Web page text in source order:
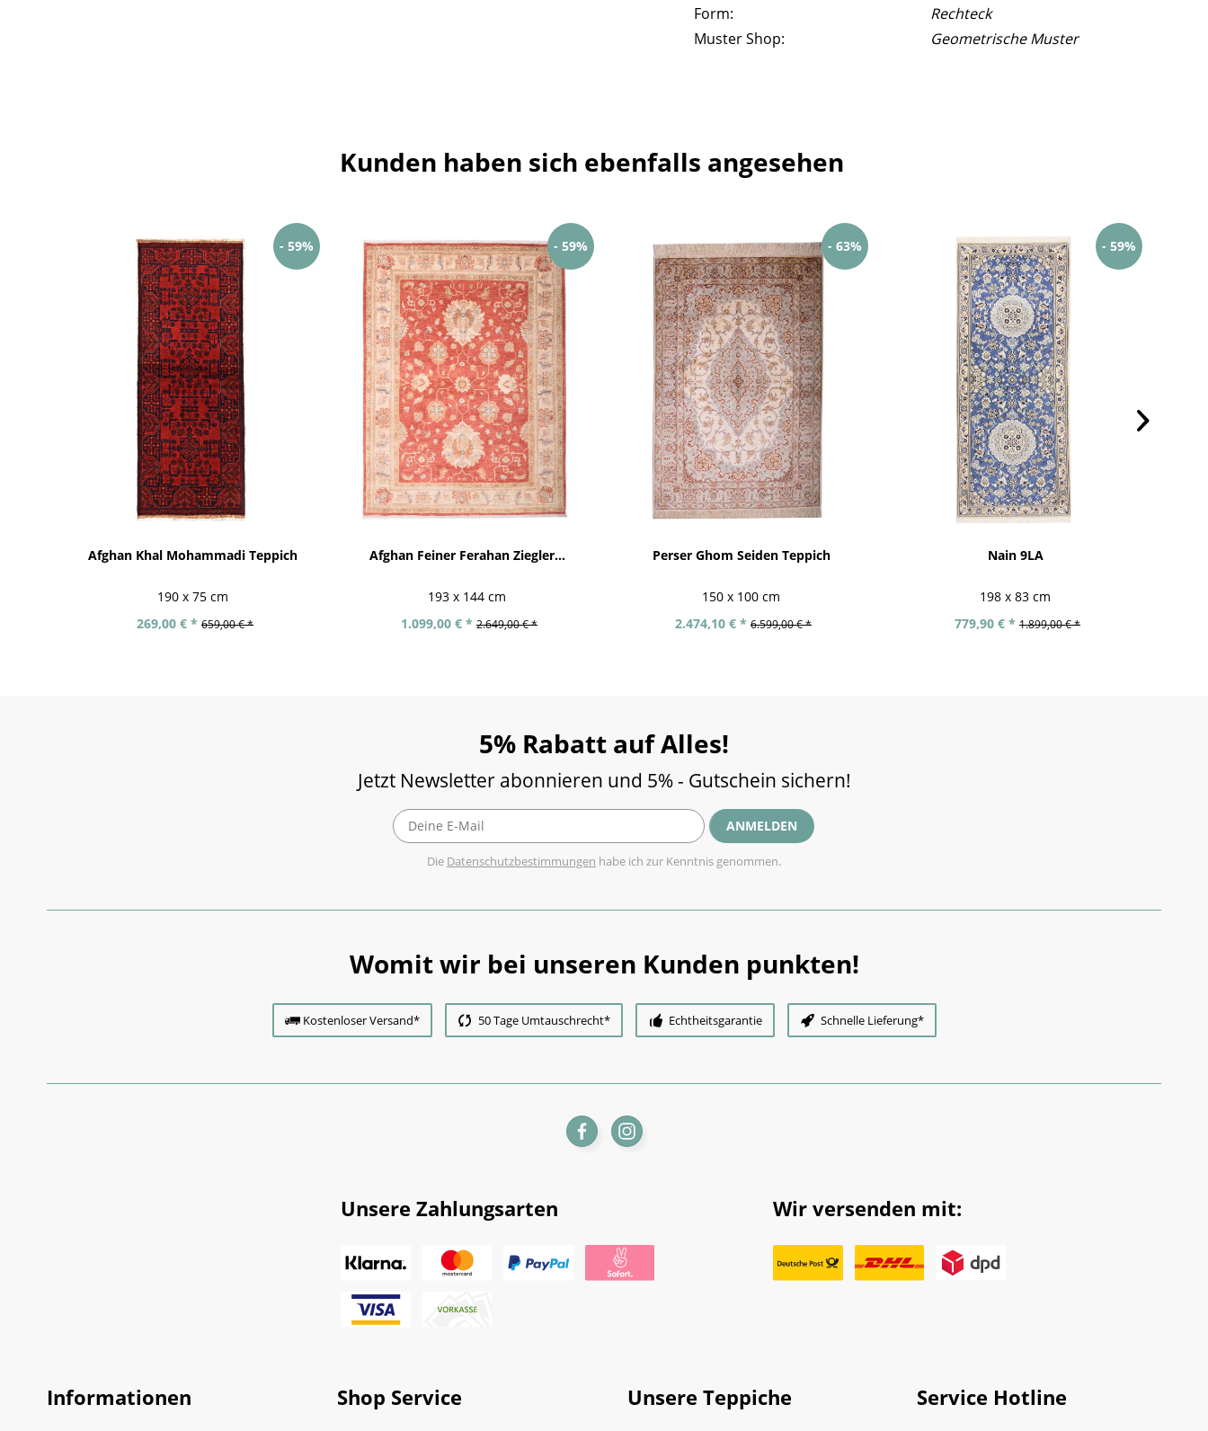
Form:
Rechteck
Muster Shop:
Geometrische Muster
Kunden haben sich ebenfalls angesehen
- 59%
Afghan Khal Mohammadi Teppich
190 x 75 cm
269,00 € * 659,00 € *
- 59%
Afghan Feiner Ferahan Ziegler...
193 x 144 cm
1.099,00 € * 2.649,00 € *
- 63%
Perser Ghom Seiden Teppich
150 x 100 cm
2.474,10 € * 6.599,00 € *
- 59%
Nain 9LA
198 x 83 cm
779,90 € * 1.899,00 € *
5% Rabatt auf Alles!
Jetzt Newsletter abonnieren und 5% - Gutschein sichern!
ANMELDEN
Die Datenschutzbestimmungen habe ich zur Kenntnis genommen.
Womit wir bei unseren Kunden punkten!
Kostenloser Versand* 50 Tage Umtauschrecht* Echtheitsgarantie Schnelle Lieferung*
Unsere Zahlungsarten Wir versenden mit:
Informationen Shop Service Unsere Teppiche Service Hotline